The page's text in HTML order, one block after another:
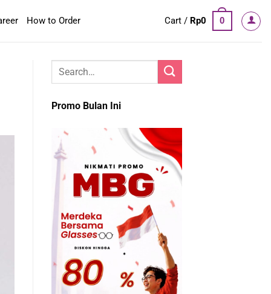
How to Order Cart / Rp0 0
Promo Bulan Ini